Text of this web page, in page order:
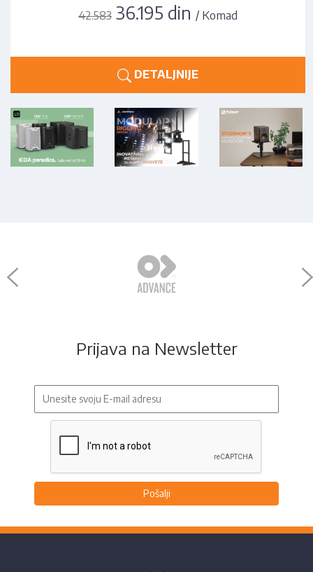
42.583 36.195 din / Komad
DETALJNIJE
Prijava na Newsletter
Pošalji